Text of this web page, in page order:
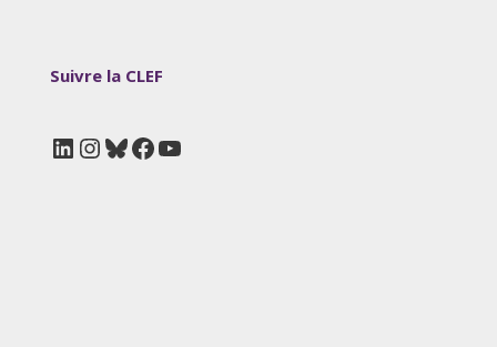
Suivre la CLEF
LinkedIn
Instagram
Bluesky
Facebook
YouTube